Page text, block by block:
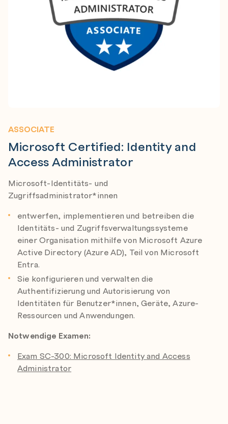
ASSOCIATE
Microsoft Certified: Identity and
Access Administrator
Microsoft-Identitäts- und
Zugriffsadministrator*innen
entwerfen, implementieren und betreiben die
Identitäts- und Zugriffsverwaltungssysteme
einer Organisation mithilfe von Microsoft Azure
Active Directory (Azure AD), Teil von Microsoft
Entra.
Sie konfigurieren und verwalten die
Authentifizierung und Autorisierung von
Identitäten für Benutzer*innen, Geräte, Azure-
Ressourcen und Anwendungen.
Notwendige Examen:
Exam SC-300: Microsoft Identity and Access
Administrator